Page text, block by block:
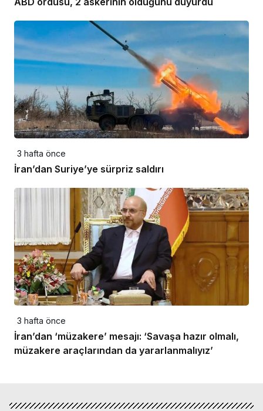
3 hafta önce
İran’dan Suriye’ye sürpriz saldırı
3 hafta önce
İran’dan ‘müzakere’ mesajı: ‘Savaşa hazır olmalı,
müzakere araçlarından da yararlanmalıyız’